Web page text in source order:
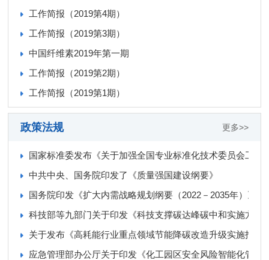
工作简报（2019第4期）
工作简报（2019第3期）
中国纤维素2019年第一期
工作简报（2019第2期）
工作简报（2019第1期）
更多>>
政策法规
国家标准委发布《关于加强全国专业标准化技术委员会工作
中共中央、国务院印发了《质量强国建设纲要》
国务院印发《扩大内需战略规划纲要（2022－2035年）》
科技部等九部门关于印发《科技支撑碳达峰碳中和实施方案
关于发布《高耗能行业重点领域节能降碳改造升级实施指南
应急管理部办公厅关于印发《化工园区安全风险智能化管